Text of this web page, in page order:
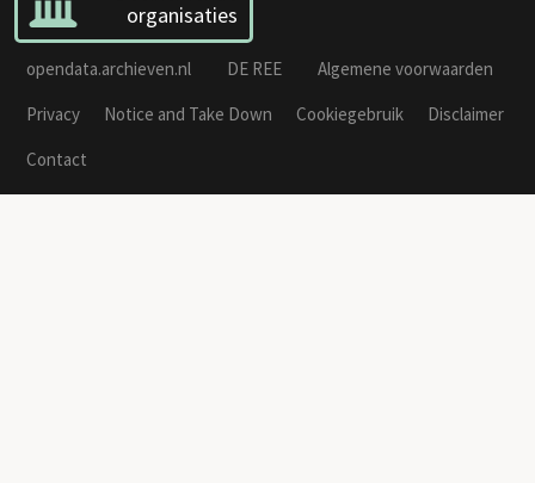
organisaties
opendata.archieven.nl DE REE
Algemene voorwaarden
Privacy
Notice and Take Down Cookiegebruik
Disclaimer
Contact